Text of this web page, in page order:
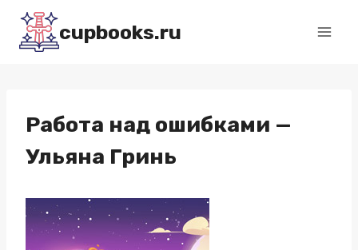
Перейти
содержимому
cupbooks.ru
Работа над ошибками —
Ульяна Гринь